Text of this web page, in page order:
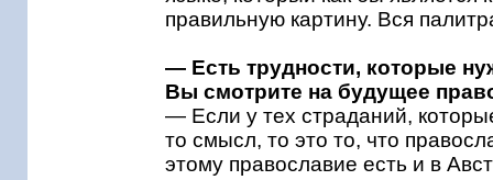
правильную картину. Вся
— Есть трудности, которые
Вы смотрите на будущее
— Если у тех страданий,
то смысл, то это то, что
этому православие есть и в